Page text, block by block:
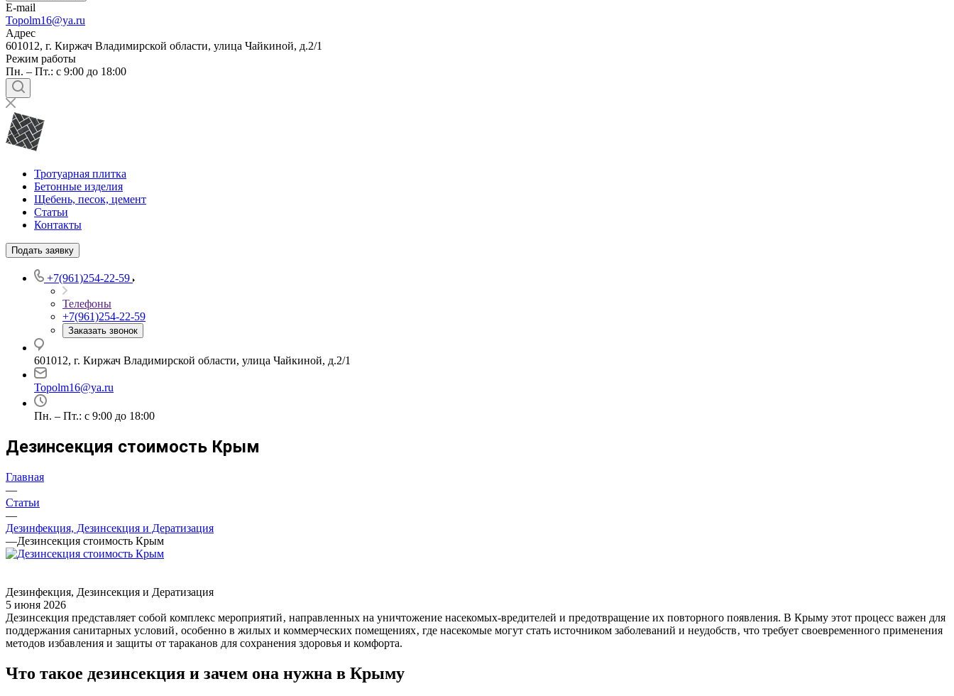
E-mail
Topolm16@ya.ru
Адрес
601012, г. Киржач Владимирской области, улица Чайкиной, д.2/1
Режим работы
Пн. – Пт.: с 9:00 до 18:00
Тротуарная плитка
Бетонные изделия
Щебень, песок, цемент
Статьи
Контакты
Подать заявку
+7(961)254-22-59
Телефоны
+7(961)254-22-59
Заказать звонок
601012, г. Киржач Владимирской области, улица Чайкиной, д.2/1
Topolm16@ya.ru
Пн. – Пт.: с 9:00 до 18:00
Дезинсекция стоимость Крым
Главная
—
Статьи
—
Дезинфекция, Дезинсекция и Дератизация
—Дезинсекция стоимость Крым
Дезинфекция, Дезинсекция и Дератизация
5 июня 2026
Дезинсекция представляет собой комплекс мероприятий‚ направленных на уничтожение насекомых-вредителей и предотвращение их повторного появления. В Крыму этот процесс важен для
поддержания санитарных условий‚ особенно в жилых и коммерческих помещениях‚ где насекомые могут стать источником заболеваний и неудобств‚ что требует своевременного применения
методов избавления и защиты от тараканов для сохранения здоровья и комфорта.
Что такое дезинсекция и зачем она нужна в Крыму